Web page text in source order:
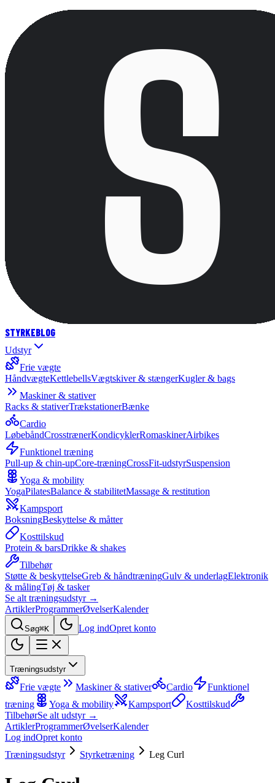
STYRKEBLOG
Udstyr
Frie vægte
HåndvægteKettlebellsVægtskiver & stængerKugler & bags
Maskiner & stativer
Racks & stativerTrækstationerBænke
Cardio
LøbebåndCrosstrænerKondicyklerRomaskinerAirbikes
Funktionel træning
Pull-up & chin-upCore-træningCrossFit-udstyrSuspension
Yoga & mobility
YogaPilatesBalance & stabilitetMassage & restitution
Kampsport
BoksningBeskyttelse & måtter
Kosttilskud
Protein & barsDrikke & shakes
Tilbehør
Støtte & beskyttelseGreb & håndtræningGulv & underlagElektronik
& målingTøj & tasker
Se alt træningsudstyr →
ArtiklerProgrammerØvelserKalender
Søg⌘K Log indOpret konto
Træningsudstyr
Frie vægte Maskiner & stativer Cardio
Funktionel
træning
Yoga & mobility Kampsport
Kosttilskud
TilbehørSe alt udstyr →
ArtiklerProgrammerØvelserKalender
Log indOpret konto
Træningsudstyr
Styrketræning Leg Curl